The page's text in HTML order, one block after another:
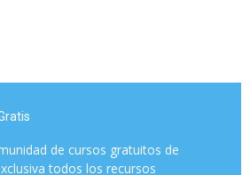
de cursos gratuitos de
todos los recursos